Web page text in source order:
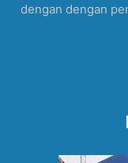
dengan dengan